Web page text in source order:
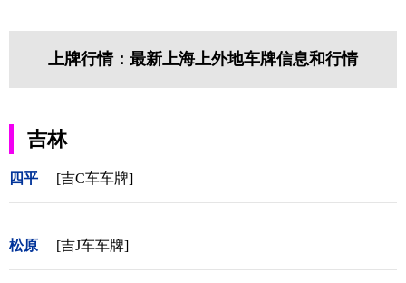
上牌行情：最新上海上外地车牌信息和行情
吉林
四平 [吉C车车牌]
松原 [吉J车车牌]